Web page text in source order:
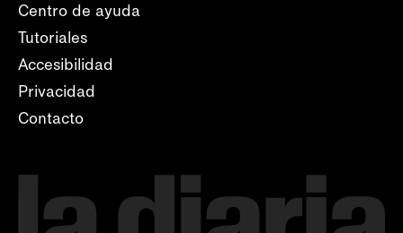
Centro de ayuda
Tutoriales
Accesibilidad
Privacidad
Contacto